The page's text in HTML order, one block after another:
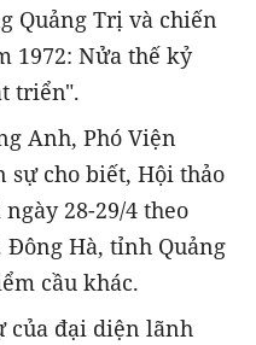
Quảng Trị và chiến
1972: Nửa thế kỷ
triển".
Anh, Phó Viện
sự cho biết, Hội thảo
28-29/4 theo
Hà, tỉnh Quảng
cầu khác.
của đại diện lãnh